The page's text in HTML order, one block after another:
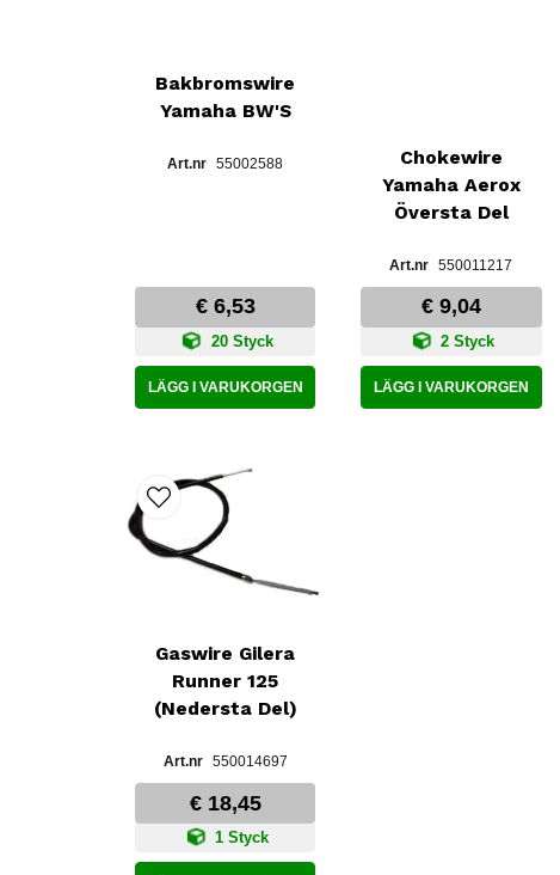
Bakbromswire
Yamaha BW'S
55002588
€ 6,53
20 Styck
LÄGG I VARUKORGEN
Chokewire
Yamaha Aerox
Översta Del
550011217
€ 9,04
2 Styck
LÄGG I VARUKORGEN
Gaswire Gilera
Runner 125
(Nedersta Del)
550014697
€ 18,45
1 Styck